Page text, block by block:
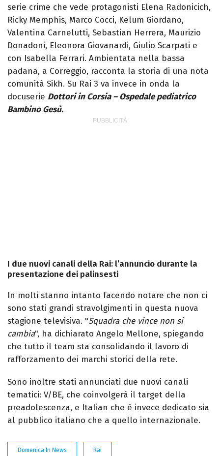
serie crime che vede protagonisti Elena Radonicich,
Ricky Memphis, Marco Cocci, Kelum Giordano,
Valentina Carnelutti, Sebastian Herrera, Maurizio
Donadoni, Eleonora Giovanardi, Giulio Scarpati e
con Isabella Ferrari. Ambientata nella bassa
padana, a Correggio, racconta la storia di una nota
comunità Sikh. Su Rai 3 va invece in onda la
docuserie Dottori in Corsia – Ospedale pediatrico
Bambino Gesù.
I due nuovi canali della Rai: l’annuncio durante la
presentazione dei palinsesti
In molti stanno intanto facendo notare che non ci
sono stati grandi stravolgimenti in questa nuova
stagione televisiva. "Squadra che vince non si
cambia", ha dichiarato Angelo Mellone, spiegando
che tutto il team sta consolidando il lavoro di
rafforzamento dei marchi storici della rete.
Sono inoltre stati annunciati due nuovi canali
tematici: V/BE, che coinvolgerà il target della
preadolescenza, e Italian che è invece dedicato sia
al pubblico italiano che a quello internazionale.
Domenica In News Rai